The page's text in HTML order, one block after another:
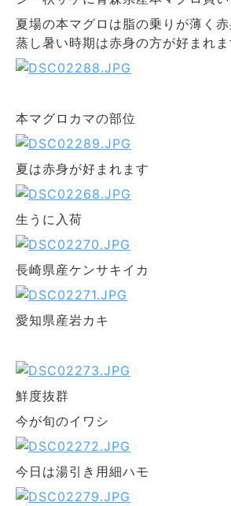
夏場の本マグロは脂の乗りが薄く
蒸し暑い時期は赤身の方が好まれま
本マグロカマの部位
夏は赤身が好まれます
生うに入荷
長崎県産ケンサキイカ
愛知県産岩カキ
鮮度抜群
今が旬のイワシ
今日は湯引き用細ハモ